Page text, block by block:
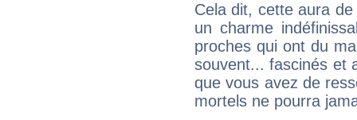
Cela dit, cette aura
un charme
proches qui ont du
souvent... fascinés et
que vous avez de
mortels ne pourra